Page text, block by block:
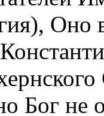
Оно
Бог не